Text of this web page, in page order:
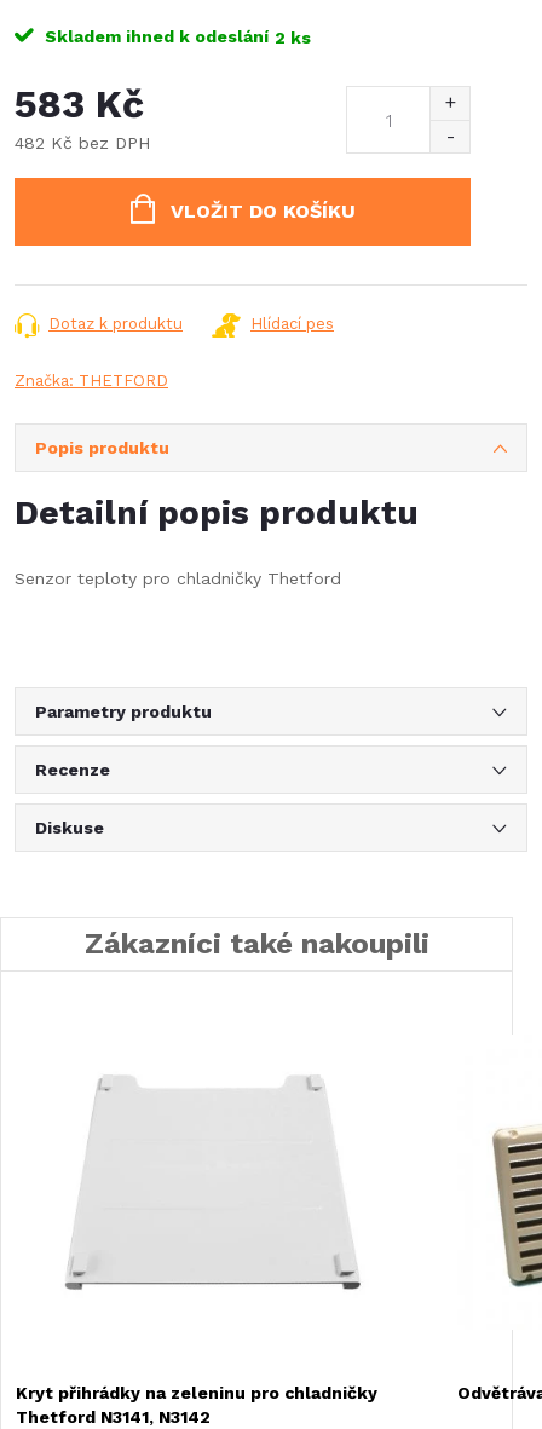
Skladem ihned k odeslání 2 ks
583 Kč
482 Kč bez DPH
VLOŽIT DO KOŠÍKU
Dotaz k produktu Hlídací pes
Značka: THETFORD
Popis produktu
Detailní popis produktu
Senzor teploty pro chladničky Thetford
Parametry produktu
Recenze
Diskuse
Zákazníci také nakoupili
Kryt přihrádky na zeleninu pro chladničky
Thetford N3141, N3142